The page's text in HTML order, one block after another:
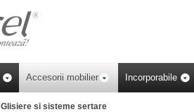
Accesorii mobilier Incorporabile
Glisiere si sisteme sertare